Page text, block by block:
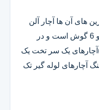
های آن ها آچار آلن
(خود آن شامل آلن های خورشیدی و 6 گوش است و در
یک سر تخت یک
آچارهای لوله گیر تک